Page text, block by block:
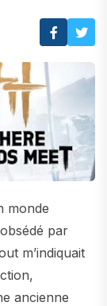
monde
par
m’indiquait
ancienne